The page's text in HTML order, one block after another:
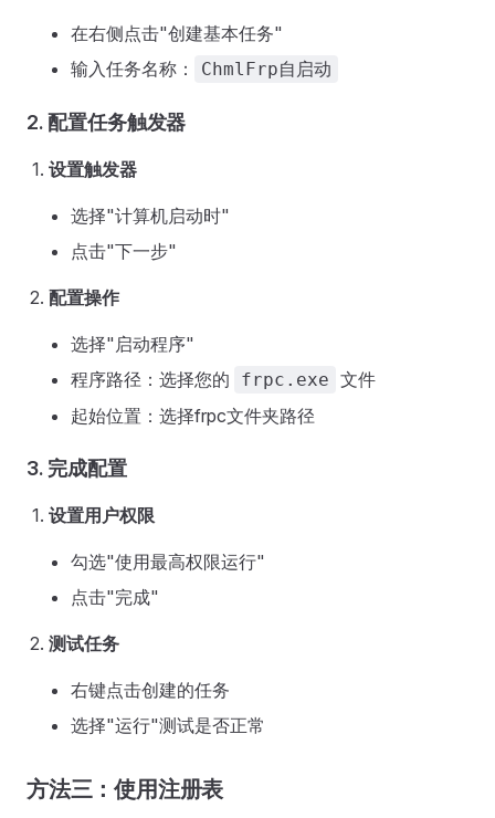
在右侧点击"创建基本任务"
输入任务名称：
ChmlFrp自启动
2. 配置任务触发器
设置触发器
选择"计算机启动时"
点击"下一步"
配置操作
选择"启动程序"
程序路径：选择您的
frpc.exe 文件
起始位置：选择frpc文件夹路径
3. 完成配置
设置用户权限
勾选"使用最高权限运行"
点击"完成"
测试任务
右键点击创建的任务
选择"运行"测试是否正常
方法三：使用注册表